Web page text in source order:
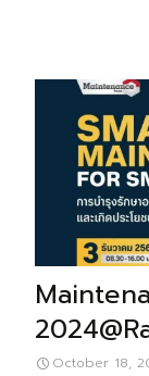
October 18,